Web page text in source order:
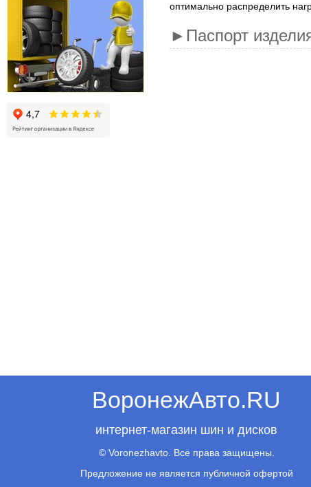
оптимально распределить
►Паспорт
ВоронежАвто.RU
интернет-магазин шин и дисков
© Voronezhavto. Все права защищены.
Предложение не является публичной офертой